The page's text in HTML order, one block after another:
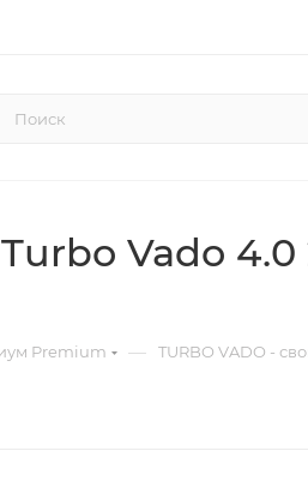
Vado 4.0
Premium — TURBO VADO -